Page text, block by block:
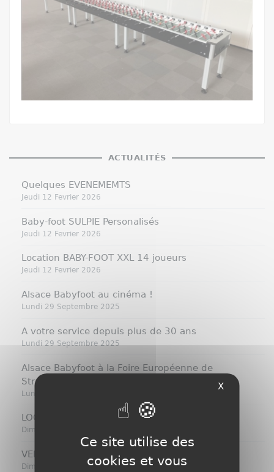
ACTUALITÉS
Quelques EVENEMEMTS
Jeudi 12 Fevrier 2026
Baby-foot SULPIE Personalisés
Jeudi 12 Fevrier 2026
Location BABY-FOOT XXL 14 joueurs
Jeudi 12 Fevrier 2026
Alsace Babyfoot au cinéma !
Lundi 29 Septembre 2025
A votre service depuis plus de 30 ans
Lundi 29 Septembre 2025
Alsace Babyfoot à la Foire Européenne de
Strasbourg
Lundi 29 Septembre 2025
LOCATION CHEZ HYUNDAI STRASBOURG
Dimanche 09 Mars 2025
VENTE D'UN BILLARD RENE PIERRE CARAÏBE
Dimanche 09 Mars 2025
X
Ce site utilise des
cookies et vous